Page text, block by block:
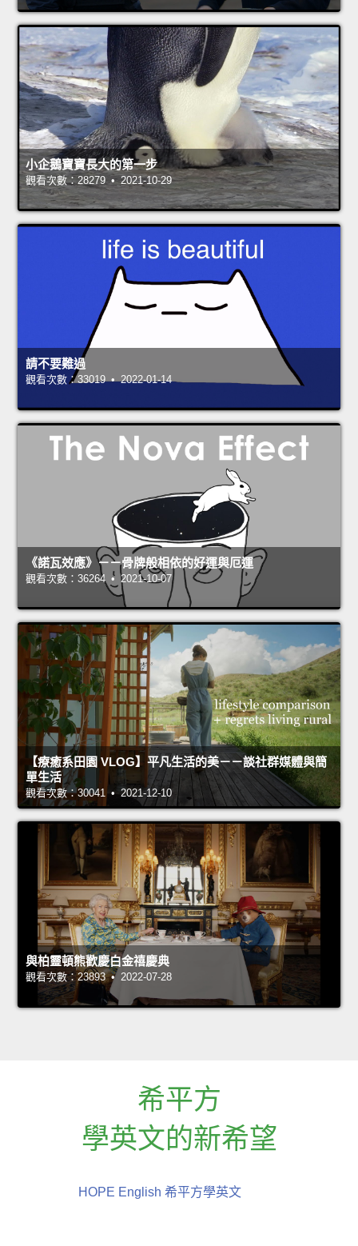
小企鵝寶寶長大的第一步
觀看次數：28279 • 2021-10-29
請不要難過
觀看次數：33019 • 2022-01-14
《諾瓦效應》－－骨牌般相依的好運與厄運
觀看次數：36264 • 2021-10-07
【療癒系田園 VLOG】平凡生活的美－－談社群媒體與簡
單生活
觀看次數：30041 • 2021-12-10
與柏靈頓熊歡慶白金禧慶典
觀看次數：23893 • 2022-07-28
希平方
學英文的新希望
HOPE English 希平方學英文